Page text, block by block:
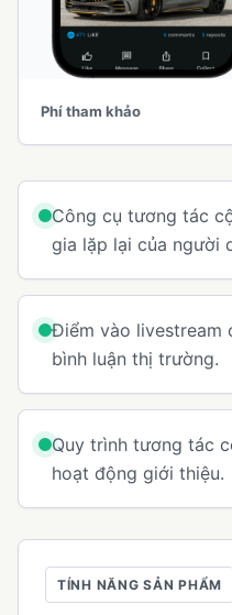
Phí tham khảo
Công cụ tương tác
gia lặp lại của người
Điểm vào livestream
bình luận thị trường.
Quy trình tương tác
hoạt động giới thiệu.
TÍNH NĂNG SẢN PHẨM